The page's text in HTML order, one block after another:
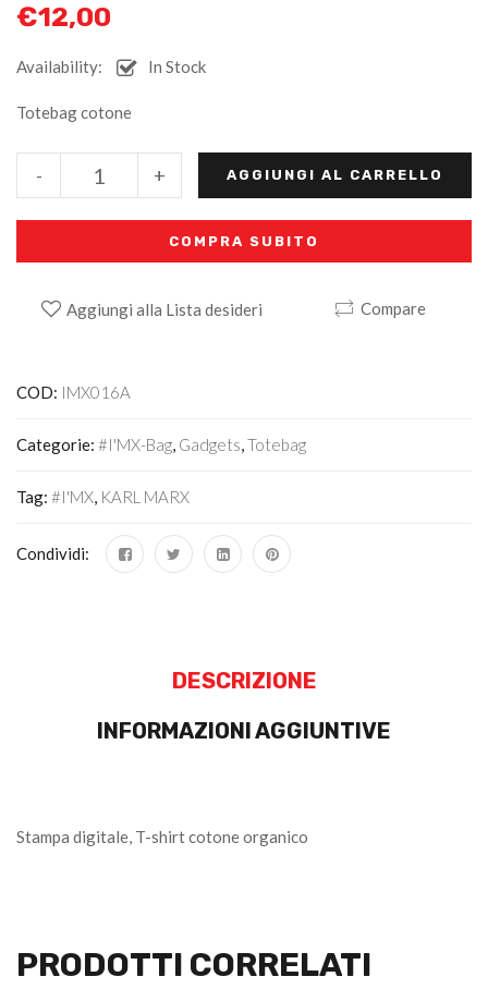
€12,00
Availability: In Stock
Totebag cotone
+
- AGGIUNGI AL CARRELLO
COMPRA SUBITO
Aggiungi alla Lista desideri Compare
Alternative:
COD: IMX016A
Categorie: #I'MX-Bag, Gadgets,Totebag
Tag: #I'MX, KARL MARX
Condividi:
DESCRIZIONE
INFORMAZIONI AGGIUNTIVE
Stampa digitale, T-shirt cotone organico
PRODOTTI CORRELATI